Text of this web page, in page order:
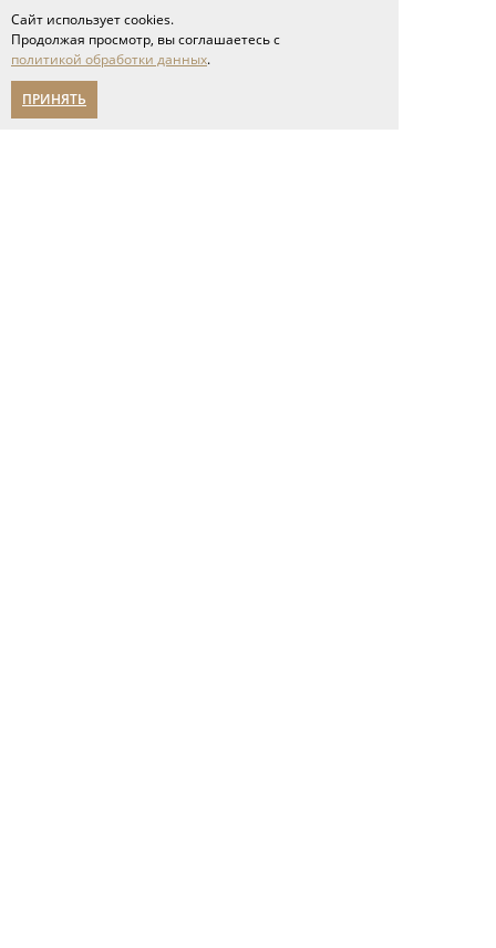
Стеновые панели
Стеклянные перегородки
Столярные изделия
Сопутствующие товары
Сайт использует cookies.
Продолжая просмотр, вы соглашаетесь с
политикой обработки данных.
ПРИНЯТЬ